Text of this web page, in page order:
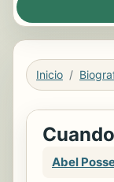
Inicio
Abel